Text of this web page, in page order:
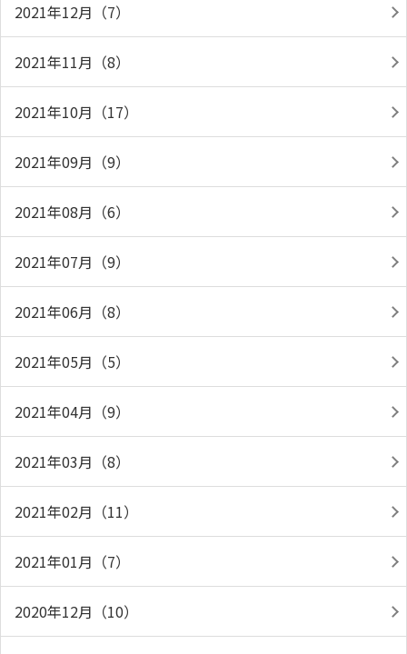
2021年12月（7）
2021年11月（8）
2021年10月（17）
2021年09月（9）
2021年08月（6）
2021年07月（9）
2021年06月（8）
2021年05月（5）
2021年04月（9）
2021年03月（8）
2021年02月（11）
2021年01月（7）
2020年12月（10）